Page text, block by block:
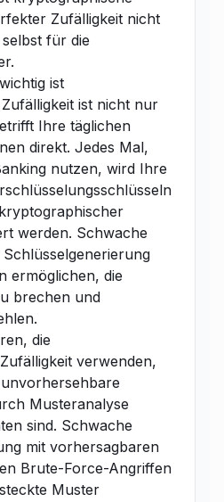
Zufälligkeit nicht
für die
ist
ist nicht nur
Ihre täglichen
direkt. Jedes Mal,
nutzen, wird Ihre
werden. Schwache
ermöglichen, die
brechen und
die
verwenden,
Musteranalyse
sind. Schwache
mit vorhersagbaren
Brute-Force-Angriffen
Muster